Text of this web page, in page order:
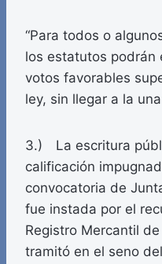
“Para todos o
los estatutos podrán
votos favorables
ley, sin llegar a la
3.) La escritura
calificación
convocatoria de
fue instada por el
Registro Mercantil
tramitó en el seno